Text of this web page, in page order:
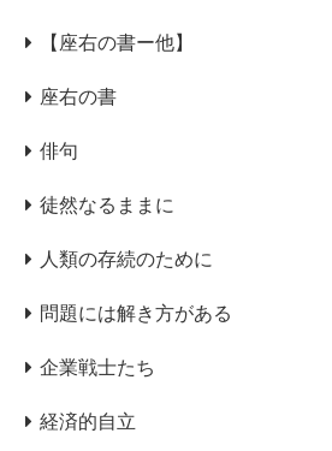
【座右の書ー他】
座右の書
俳句
徒然なるままに
人類の存続のために
問題には解き方がある
企業戦士たち
経済的自立